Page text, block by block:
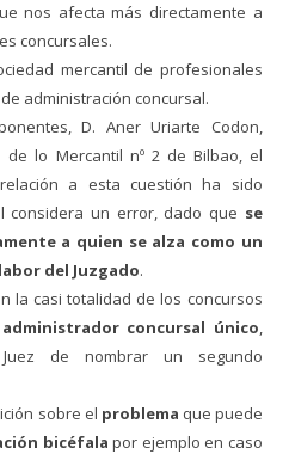
nos afecta más directamente a
concursales.
mercantil de profesionales
administración concursal.
D. Aner Uriarte Codon,
lo Mercantil nº 2 de Bilbao, el
a esta cuestión ha sido
considera un error, dado que se
a quien se alza como un
del Juzgado.
la casi totalidad de los concursos
administrador concursal único,
de nombrar un segundo
sobre el problema que puede
bicéfala por ejemplo en caso